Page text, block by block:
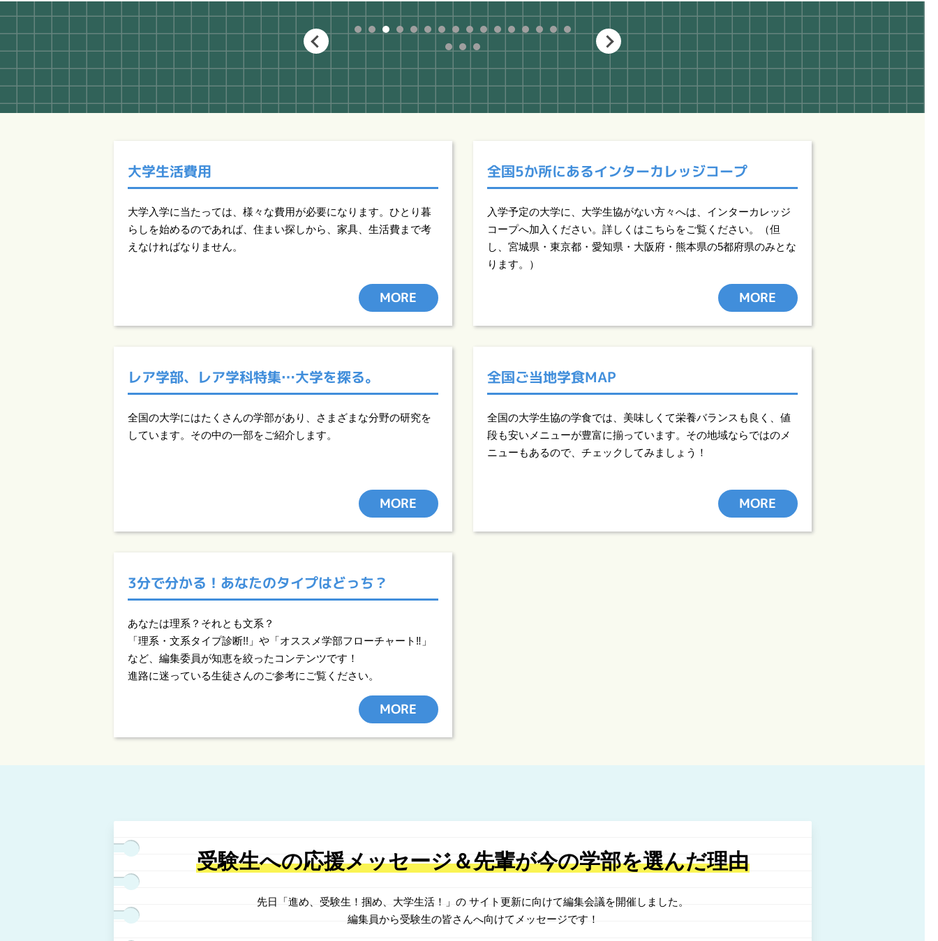
1 2 3 4 5 6 7 8 9 10 11 12 13 14 15 16
17 18 19
大学生活費用
大学入学に当たっては、様々な費用が必要になります。ひとり暮
らしを始めるのであれば、住まい探しから、家具、生活費まで考
えなければなりません。
MORE
全国5か所にあるインターカレッジコープ
入学予定の大学に、大学生協がない方々へは、インターカレッジ
コープへ加入ください。詳しくはこちらをご覧ください。（但
し、宮城県・東京都・愛知県・大阪府・熊本県の5都府県のみとな
ります。）
MORE
レア学部、レア学科特集…大学を探る。
全国の大学にはたくさんの学部があり、さまざまな分野の研究を
しています。その中の一部をご紹介します。
MORE
全国ご当地学食MAP
全国の大学生協の学食では、美味しくて栄養バランスも良く、値
段も安いメニューが豊富に揃っています。その地域ならではのメ
ニューもあるので、チェックしてみましょう！
MORE
3分で分かる！ あなたのタイプはどっち？
あなたは理系？それとも文系？
「理系・文系タイプ診断!!」や「オススメ学部フローチャート‼︎」
など、編集委員が知恵を絞ったコンテンツです！
進路に迷っている生徒さんのご参考にご覧ください。
MORE
受験生への応援メッセージ＆先輩が今の学部を選んだ理由
先日「進め、受験生！掴め、大学生活！」の サイト更新に向けて編集会議を開催しました。
編集員から受験生の皆さんへ向けて メッセージです！